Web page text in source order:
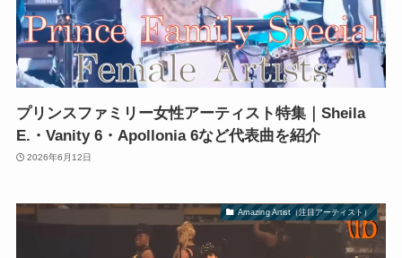
プリンスファミリー女性アーティスト特集｜Sheila
E.・Vanity 6・Apollonia 6など代表曲を紹介
2026年6月12日
Amazing Artist（注目アーティスト）